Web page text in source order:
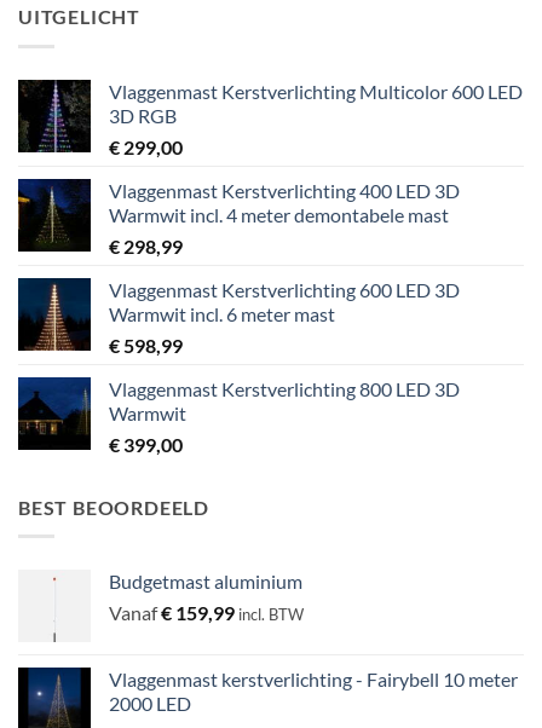
UITGELICHT
Vlaggenmast Kerstverlichting Multicolor 600 LED
3D RGB
€ 299,00
Vlaggenmast Kerstverlichting 400 LED 3D
Warmwit incl. 4 meter demontabele mast
€ 298,99
Vlaggenmast Kerstverlichting 600 LED 3D
Warmwit incl. 6 meter mast
€598,99
Vlaggenmast Kerstverlichting 800 LED 3D
Warmwit
€ 399,00
BEST BEOORDEELD
Budgetmast aluminium
Vanaf€ 159,99 incl. BTW
Vlaggenmast kerstverlichting - Fairybell 10 meter
2000 LED